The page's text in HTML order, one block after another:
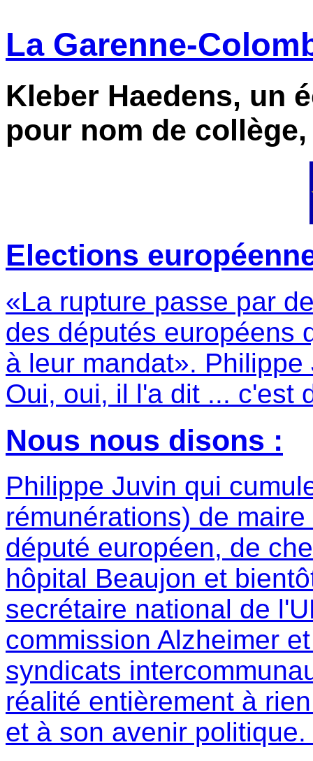
La Garenne-
Kleber Haedens, un
pour nom de collège,
Elections
«La rupture passe par
des députés européens
à leur mandat».
Oui, oui, il l'a dit ... c'est
Nous nous disons :
Philippe Juvin qui
rémunérations) de
député européen, de
hôpital Beaujon et
secrétaire national de
commission Alzheimer
syndicats
réalité entièrement à
et à son avenir politique.